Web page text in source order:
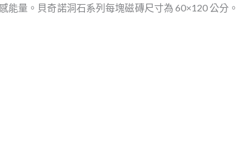
能量。貝奇諾洞石系列每塊磁磚尺寸為 60×120 公分